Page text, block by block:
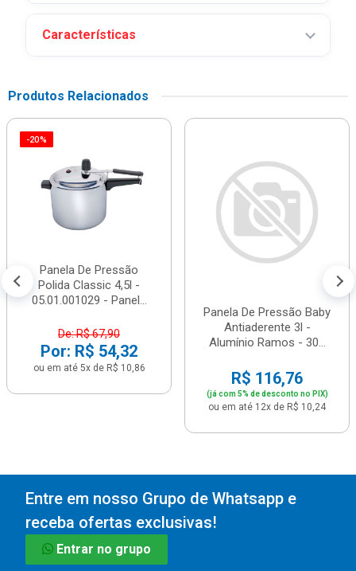
Características
Produtos Relacionados
-20%
Panela De Pressão
Polida Classic 4,5l -
05.01.001029 - Panel...
De: R$ 67,90
Por: R$ 54,32
ou em até 5x de R$ 10,86
Panela De Pressão Baby
Antiaderente 3l -
Alumínio Ramos - 30...
R$ 116,76
(já com 5% de desconto no PIX)
ou em até 12x de R$ 10,24
Entre em nosso Grupo de Whatsapp e
receba ofertas exclusivas!
Entrar no grupo